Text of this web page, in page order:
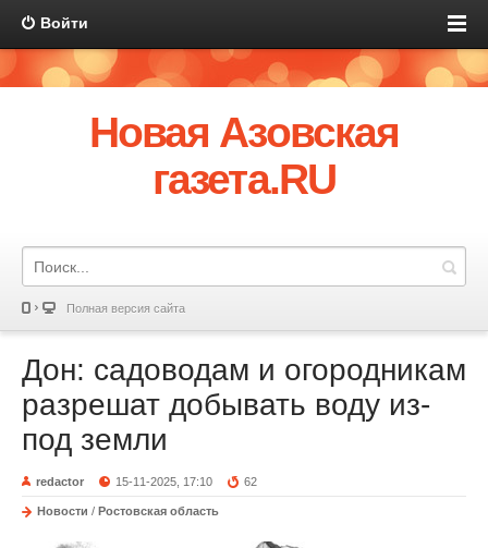
Войти
Новая Азовская
газета.RU
Полная версия сайта
Дон: садоводам и огородникам
разрешат добывать воду из-
под земли
redactor 15-11-2025, 17:10 62
Новости / Ростовская область